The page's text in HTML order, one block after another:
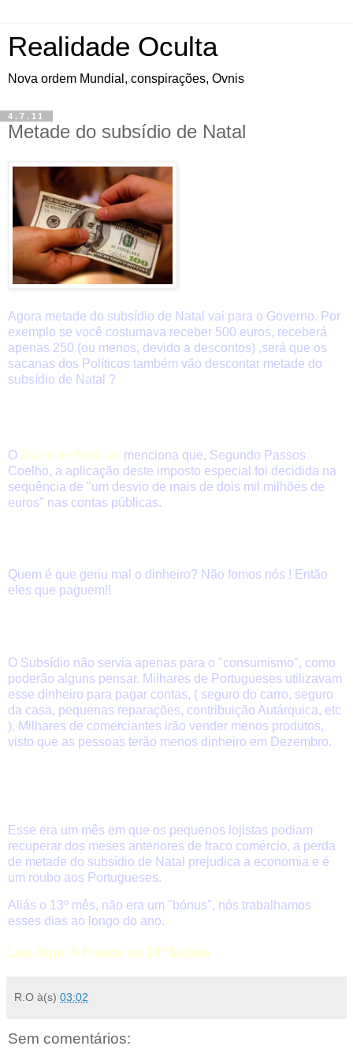
Realidade Oculta
Nova ordem Mundial, conspirações, Ovnis
4.7.11
Metade do subsídio de Natal
Agora metade do subsídio de Natal vai para o Governo. Por
exemplo se você costumava receber 500 euros, receberá
apenas 250 (ou menos, devido a descontos) ,será que os
sacanas dos Políticos também vão descontar metade do
subsídio de Natal ?
O Diário de Notícias menciona que, Segundo Passos
Coelho, a aplicação deste imposto especial foi decidida na
sequência de "um desvio de mais de dois mil milhões de
euros" nas contas públicas.
Quem é que geriu mal o dinheiro? Não fomos nós ! Então
eles que paguem!!
O Subsídio não servia apenas para o "consumismo", como
poderão alguns pensar. Milhares de Portugueses utilizavam
esse dinheiro para pagar contas, ( seguro do carro, seguro
da casa, pequenas reparações, contribuição Autárquica, etc
), Milhares de comerciantes irão vender menos produtos,
visto que as pessoas terão menos dinheiro em Dezembro.
Esse era um mês em que os pequenos lojistas podiam
recuperar dos meses anteriores de fraco comércio, a perda
de metade do subsídio de Natal prejudica a economia e é
um roubo aos Portugueses.
Aliás o 13º mês, não era um "bónus", nós trabalhamos
esses dias ao longo do ano.
Leia Aqui: A Fraude do 13º Salário
R.O à(s) 03:02
Sem comentários: